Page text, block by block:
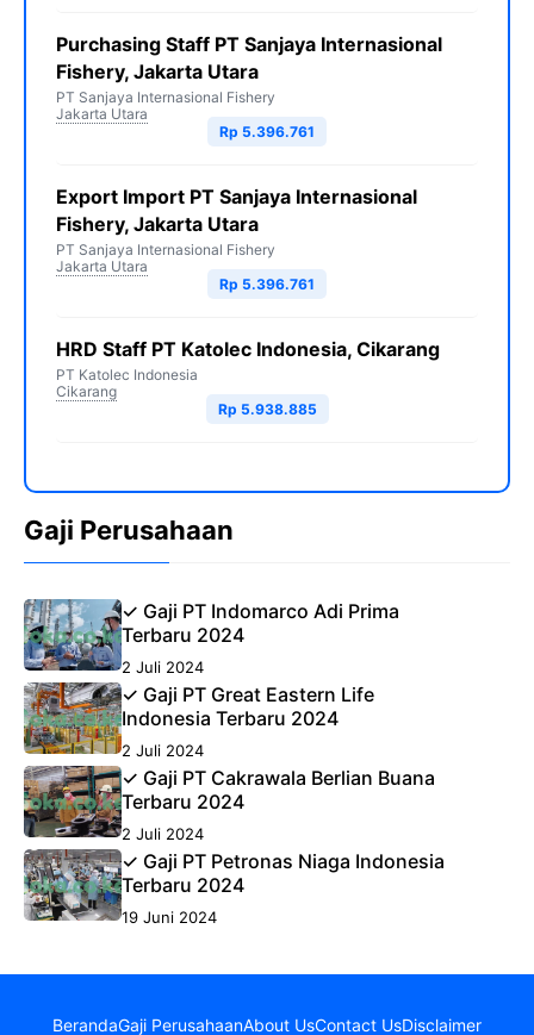
Purchasing Staff PT Sanjaya Internasional
Fishery, Jakarta Utara
PT Sanjaya Internasional Fishery
Jakarta Utara
Rp 5.396.761
Export Import PT Sanjaya Internasional
Fishery, Jakarta Utara
PT Sanjaya Internasional Fishery
Jakarta Utara
Rp 5.396.761
HRD Staff PT Katolec Indonesia, Cikarang
PT Katolec Indonesia
Cikarang
Rp 5.938.885
Gaji Perusahaan
✓ Gaji PT Indomarco Adi Prima
Terbaru 2024
2 Juli 2024
✓ Gaji PT Great Eastern Life
Indonesia Terbaru 2024
2 Juli 2024
✓ Gaji PT Cakrawala Berlian Buana
Terbaru 2024
2 Juli 2024
✓ Gaji PT Petronas Niaga Indonesia
Terbaru 2024
19 Juni 2024
BerandaGaji PerusahaanAbout UsContact UsDisclaimer